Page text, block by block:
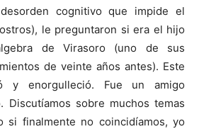
cognitivo que impide el
le preguntaron si era el hijo
de Virasoro (uno de sus
de veinte años antes). Este
y enorgulleció. Fue un amigo
Discutíamos sobre muchos temas
si finalmente no coincidíamos, yo